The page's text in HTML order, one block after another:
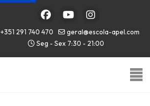
+351 291 740 470
geral@escola-apel.com
Seg - Sex 7:30 - 21:00